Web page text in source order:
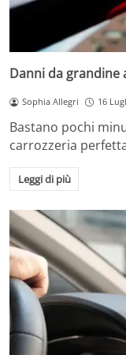
Danni da grandine
Sophia Allegri 16
Bastano pochi
carrozzeria
Leggi di più